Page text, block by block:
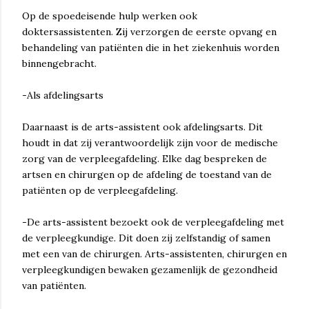
Op de spoedeisende hulp werken ook
doktersassistenten. Zij verzorgen de eerste opvang en
behandeling van patiënten die in het ziekenhuis worden
binnengebracht.
-Als afdelingsarts
Daarnaast is de arts-assistent ook afdelingsarts. Dit
houdt in dat zij verantwoordelijk zijn voor de medische
zorg van de verpleegafdeling. Elke dag bespreken de
artsen en chirurgen op de afdeling de toestand van de
patiënten op de verpleegafdeling.
-De arts-assistent bezoekt ook de verpleegafdeling met
de verpleegkundige. Dit doen zij zelfstandig of samen
met een van de chirurgen. Arts-assistenten, chirurgen en
verpleegkundigen bewaken gezamenlijk de gezondheid
van patiënten.